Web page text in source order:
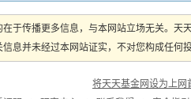
于传播更多信息，与本网站立场无关。
息并未经过本网站证实，不对您构成任
将天天基金网设为上网